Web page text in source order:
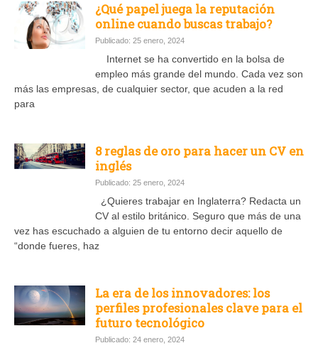
¿Qué papel juega la reputación
online cuando buscas trabajo?
Publicado: 25 enero, 2024
Internet se ha convertido en la bolsa de
empleo más grande del mundo. Cada vez son
más las empresas, de cualquier sector, que acuden a la red
para
8 reglas de oro para hacer un CV en
inglés
Publicado: 25 enero, 2024
¿Quieres trabajar en Inglaterra? Redacta un
CV al estilo británico. Seguro que más de una
vez has escuchado a alguien de tu entorno decir aquello de
“donde fueres, haz
La era de los innovadores: los
perfiles profesionales clave para el
futuro tecnológico
Publicado: 24 enero, 2024